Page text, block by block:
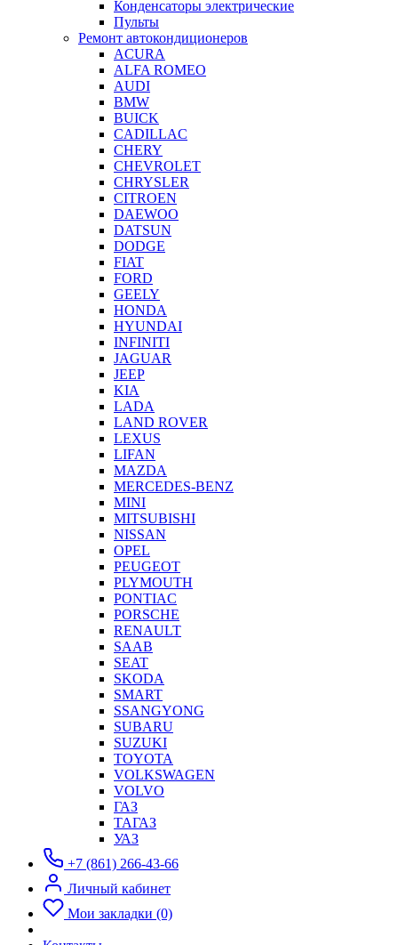
Конденсаторы электрические
Пульты
Ремонт автокондиционеров
ACURA
ALFA ROMEO
AUDI
BMW
BUICK
CADILLAC
CHERY
CHEVROLET
CHRYSLER
CITROEN
DAEWOO
DATSUN
DODGE
FIAT
FORD
GEELY
HONDA
HYUNDAI
INFINITI
JAGUAR
JEEP
KIA
LADA
LAND ROVER
LEXUS
LIFAN
MAZDA
MERCEDES-BENZ
MINI
MITSUBISHI
NISSAN
OPEL
PEUGEOT
PLYMOUTH
PONTIAC
PORSCHE
RENAULT
SAAB
SEAT
SKODA
SMART
SSANGYONG
SUBARU
SUZUKI
TOYOTA
VOLKSWAGEN
VOLVO
ГАЗ
ТАГАЗ
УАЗ
+7 (861) 266-43-66
Личный кабинет
Мои закладки (0)